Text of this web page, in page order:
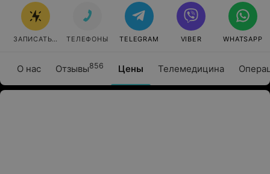
О нас Отзывы856 Цены Телемедицина
ЗАПИСАТЬСЯ ОНЛАЙН
ТЕЛЕФОНЫ TELEGRAM VIBER WHATSAPP